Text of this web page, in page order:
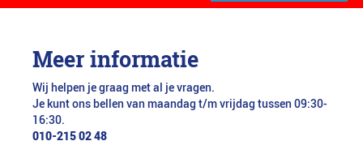
Meer informatie
Wij helpen je graag met al je vragen.
Je kunt ons bellen van maandag t/m vrijdag tussen 09:30-
16:30.
010-215 02 48